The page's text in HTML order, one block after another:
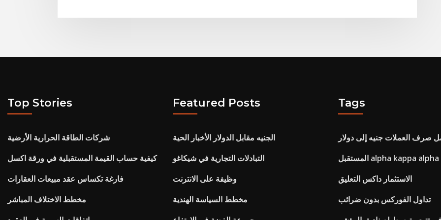
Top Stories
شركات الطاقة الحرارية الأرضية
كيفية حساب القيمة المستقبلية في ورقة اكسل
فارغة تكساس عقد مبيعات العقارات
مخطط الاختلاف المباشر
Featured Posts
الجنيه مقابل الدولار الأخبار الحية
التبادلات التجارية في شيكاغو
وظيفة على الانترنت
مخطط السياسة الهندية
Tags
صرف العملات جنيه إلى دولار
المستقبل alpha kappa alpha
الاستثمار داكس التعليق
تداول الفوركس بدون ضرائب